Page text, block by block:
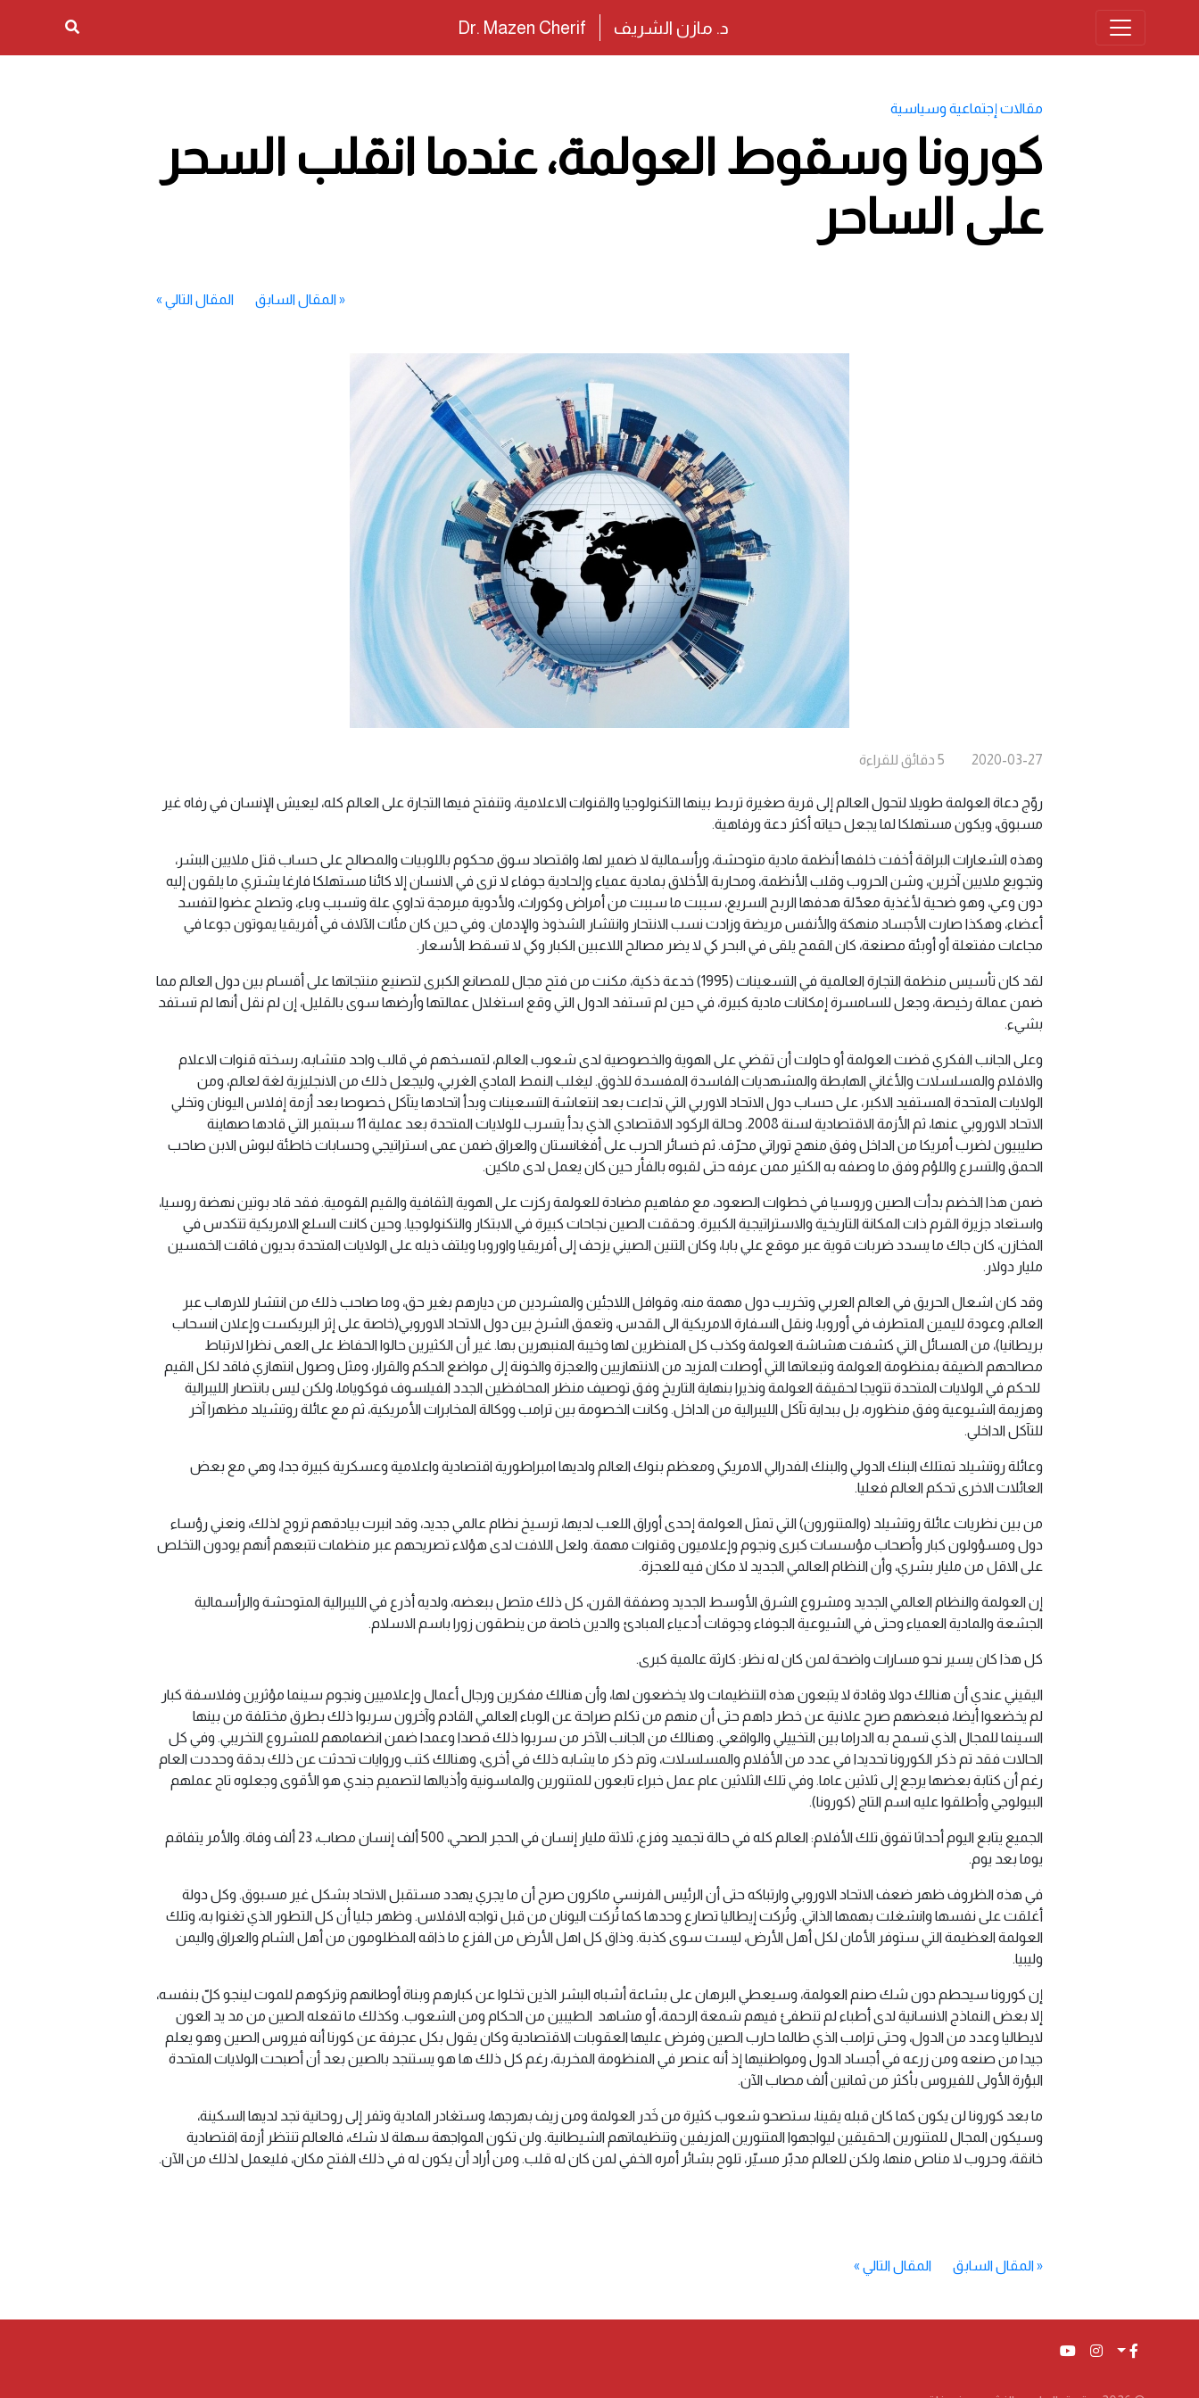
د. مازن الشريف Dr. Mazen Cherif
مقالات إجتماعية وسياسية
كورونا وسقوط العولمة، عندما انقلب السحر
على الساحر
«المقال السابق المقال التالي »
2020-03-27
5 دقائق للقراءة
روّج دعاة العولمة طويلا لتحول العالم إلى قرية صغيرة تربط بينها التكنولوجيا والقنوات الاعلامية، وتنفتح فيها التجارة على العالم كله، ليعيش الإنسان في رفاه غير
مسبوق، ويكون مستهلكا لما يجعل حياته أكثر دعة ورفاهية.
وهذه الشعارات البراقة أخفت خلفها أنظمة مادية متوحشة، ورأسمالية لا ضمير لها، واقتصاد سوق محكوم باللوبيات والمصالح على حساب قتل ملايين البشر،
وتجويع ملايين آخرين، وشن الحروب وقلب الأنظمة، ومحاربة الأخلاق بمادية عمياء وإلحادية جوفاء لا ترى في الانسان إلا كائنا مستهلكا فارغا يشتري ما يلقون إليه
دون وعي، وهو ضحية لأغذية معدّلة هدفها الربح السريع، سببت ما سببت من أمراض وكوراث، ولأدوية مبرمجة تداوي علة وتسبب وباء، وتصلح عضوا لتفسد
أعضاء، وهكذا صارت الأجساد منهكة والأنفس مريضة وزادت نسب الانتحار وانتشار الشذوذ والإدمان. وفي حين كان مئات الآلاف في أفريقيا يموتون جوعا في
مجاعات مفتعلة أو أوبئة مصنعة، كان القمح يلقى في البحر كي لا يضر مصالح اللاعبين الكبار وكي لا تسقط الأسعار.
لقد كان تأسيس منظمة التجارة العالمية في التسعينات (1995) خدعة ذكية، مكنت من فتح مجال للمصانع الكبرى لتصنيع منتجاتها على أقسام بين دول العالم مما
ضمن عمالة رخيصة، وجعل للسامسرة إمكانات مادية كبيرة، في حين لم تستفد الدول التي وقع استغلال عمالتها وأرضها سوى بالقليل، إن لم نقل أنها لم تستفد
بشيء.
وعلى الجانب الفكري قضت العولمة أو حاولت أن تقضي على الهوية والخصوصية لدى شعوب العالم، لتمسخهم في قالب واحد متشابه، رسخته قنوات الاعلام
والافلام والمسلسلات والأغاني الهابطة والمشهديات الفاسدة المفسدة للذوق. ليغلب النمط المادي الغربي، وليجعل ذلك من الانجليزية لغة لعالم، ومن
الولايات المتحدة المستفيد الاكبر، على حساب دول الاتحاد الاوربي التي تداعت بعد انتعاشة التسعينات وبدأ اتحادها يتآكل خصوصا بعد أزمة إفلاس اليونان وتخلي
الاتحاد الاوروبي عنها، ثم الأزمة الاقتصادية لسنة 2008. وحالة الركود الاقتصادي الذي بدأ يتسرب للولايات المتحدة بعد عملية 11 سبتمبر التي قادها صهاينة
صليبيون لضرب أمريكا من الداخل وفق منهج توراتي محرّف. ثم خسائر الحرب على أفغانستان والعراق ضمن عمى استراتيجي وحسابات خاطئة لبوش الابن صاحب
الحمق والتسرع واللؤم وفق ما وصفه به الكثير ممن عرفه حتى لقبوه بالفأر حين كان يعمل لدى ماكين.
ضمن هذا الخضم بدأت الصين وروسيا في خطوات الصعود، مع مفاهيم مضادة للعولمة ركزت على الهوية الثقافية والقيم القومية. فقد قاد بوتين نهضة روسيا،
واستعاد جزيرة القرم ذات المكانة التاريخية والاستراتيجية الكبيرة. وحققت الصين نجاحات كبيرة في الابتكار والتكنولوجيا. وحين كانت السلع الامريكية تتكدس في
المخازن، كان جاك ما يسدد ضربات قوية عبر موقع علي بابا، وكان التنين الصيني يزحف إلى أفريقيا واوروبا ويلتف ذيله على الولايات المتحدة بديون فاقت الخمسين
مليار دولار.
وقد كان اشعال الحريق في العالم العربي وتخريب دول مهمة منه، وقوافل اللاجئين والمشردين من ديارهم بغير حق، وما صاحب ذلك من انتشار للارهاب عبر
العالم، وعودة لليمين المتطرف في أوروبا، ونقل السفارة الامريكية الى القدس، وتعمق الشرخ بين دول الاتحاد الاوروبي(خاصة على إثر البريكست وإعلان انسحاب
بريطانيا)، من المسائل التي كشفت هشاشة العولمة وكذب كل المنظرين لها وخيبة المنبهرين بها. غير أن الكثيرين حالوا الحفاظ على العمى نظرا لارتباط
مصالحهم الضيقة بمنظومة العولمة وتبعاتها التي أوصلت المزيد من الانتهازيين والعجزة والخونة إلى مواضع الحكم والقرار، ومثل وصول انتهازي فاقد لكل القيم
للحكم في الولايات المتحدة تتويجا لحقيقة العولمة ونذيرا بنهاية التاريخ وفق توصيف منظر المحافظين الجدد الفيلسوف فوكوياما، ولكن ليس بانتصار الليبرالية
وهزيمة الشيوعية وفق منظوره، بل ببداية تآكل الليبرالية من الداخل. وكانت الخصومة بين ترامب ووكالة المخابرات الأمريكية، ثم مع عائلة روتشيلد مظهرا آخر
للتآكل الداخلي.
وعائلة روتشيلد تمتلك البنك الدولي والبنك الفدرالي الامريكي ومعظم بنوك العالم ولديها امبراطورية اقتصادية واعلامية وعسكرية كبيرة جدا، وهي مع بعض
العائلات الاخرى تحكم العالم فعليا.
من بين نظريات عائلة روتشيلد (والمتنورون) التي تمثل العولمة إحدى أوراق اللعب لديها، ترسيخ نظام عالمي جديد، وقد انبرت بيادقهم تروج لذلك، ونعني رؤساء
دول ومسؤولون كبار وأصحاب مؤسسات كبرى ونجوم وإعلاميون وقنوات مهمة. ولعل اللافت لدى هؤلاء تصريحهم عبر منظمات تتبعهم أنهم يودون التخلص
على الاقل من مليار بشري، وأن النظام العالمي الجديد لا مكان فيه للعجزة.
إن العولمة والنظام العالمي الجديد ومشروع الشرق الأوسط الجديد وصفقة القرن، كل ذلك متصل ببعضه، ولديه أذرع في الليبرالية المتوحشة والرأسمالية
الجشعة والمادية العمياء وحتى في الشيوعية الجوفاء وجوقات أدعياء المبادئ والدين خاصة من ينطقون زورا باسم الاسلام.
كل هذا كان يسير نحو مسارات واضحة لمن كان له نظر: كارثة عالمية كبرى.
اليقيني عندي أن هنالك دولا وقادة لا يتبعون هذه التنظيمات ولا يخضعون لها، وأن هنالك مفكرين ورجال أعمال وإعلاميين ونجوم سينما مؤثرين وفلاسفة كبار
لم يخضعوا أيضا، فبعضهم صرح علانية عن خطر داهم حتى أن منهم من تكلم صراحة عن الوباء العالمي القادم وآخرون سربوا ذلك بطرق مختلفة من بينها
السينما للمجال الذي تسمح به الدراما بين التخييلي والواقعي. وهنالك من الجانب الآخر من سربوا ذلك قصدا وعمدا ضمن انضمامهم للمشروع التخريبي. وفي كل
الحالات فقد تم ذكر الكورونا تحديدا في عدد من الأفلام والمسلسلات، وتم ذكر ما يشابه ذلك في أخرى، وهنالك كتب وروايات تحدثت عن ذلك بدقة وحددت العام
رغم أن كتابة بعضها يرجع إلى ثلاثين عاما. وفي تلك الثلاثين عام عمل خبراء تابعون للمتنورين والماسونية وأذيالها لتصميم جندي هو الأقوى وجعلوه تاج عملهم
البيولوجي وأطلقوا عليه اسم التاج (كورونا).
الجميع يتابع اليوم أحداثا تفوق تلك الأفلام: العالم كله في حالة تجميد وفزع، ثلاثة مليار إنسان في الحجر الصحي، 500 ألف إنسان مصاب، 23 ألف وفاة. والأمر يتفاقم
يوما بعد يوم.
في هذه الظروف ظهر ضعف الاتحاد الاوروبي وارتباكه حتى أن الرئيس الفرنسي ماكرون صرح أن ما يجري يهدد مستقبل الاتحاد بشكل غير مسبوق. وكل دولة
أغلقت على نفسها وانشغلت بهمها الذاتي. وتُركت إيطاليا تصارع وحدها كما تُركت اليونان من قبل تواجه الافلاس. وظهر جليا أن كل التطور الذي تغنوا به، وتلك
العولمة العظيمة التي ستوفر الأمان لكل أهل الأرض، ليست سوى كذبة. وذاق كل اهل الأرض من الفزع ما ذاقه المظلومون من أهل الشام والعراق واليمن
وليبيا.
إن كورونا سيحطم دون شك صنم العولمة، وسيعطي البرهان على بشاعة أشباه البشر الذين تخلوا عن كبارهم وبناة أوطانهم وتركوهم للموت لينجو كلّ بنفسه،
إلا بعض النماذج الانسانية لدى أطباء لم تنطفئ فيهم شمعة الرحمة، أو مشاهد الطيبين من الحكام ومن الشعوب. وكذلك ما تفعله الصين من مد يد العون
لايطاليا وعدد من الدول، وحتى ترامب الذي طالما حارب الصين وفرض عليها العقوبات الاقتصادية وكان يقول بكل عجرفة عن كورنا أنه فيروس الصين وهو يعلم
جيدا من صنعه ومن زرعه في أجساد الدول ومواطنيها إذ أنه عنصر في المنظومة المخربة، رغم كل ذلك ها هو يستنجد بالصين بعد أن أصبحت الولايات المتحدة
البؤرة الأولى للفيروس بأكثر من ثمانين ألف مصاب الآن.
ما بعد كورونا لن يكون كما كان قبله يقينا، ستصحو شعوب كثيرة من خَدر العولمة ومن زيف بهرجها، وستغادر المادية وتفر إلى روحانية تجد لديها السكينة،
وسيكون المجال للمتنورين الحقيقين ليواجهوا المتنورين المزيفين وتنظيماتهم الشيطانية. ولن تكون المواجهة سهلة لا شك، فالعالم تنتظر أزمة اقتصادية
خانقة، وحروب لا مناص منها، ولكن للعالم مدبّر مسيّر، تلوح بشائر أمره الخفي لمن كان له قلب. ومن أراد أن يكون له في ذلك الفتح مكان، فليعمل لذلك من الآن.
«المقال السابق المقال التالي »